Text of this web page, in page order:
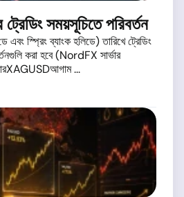
সময়সূচিতে পরিবর্তন
স্প্রিং ব্যাংক হলিডে) তারিখে ট্রেডিং
করা হবে (NordFX সার্ভার
...